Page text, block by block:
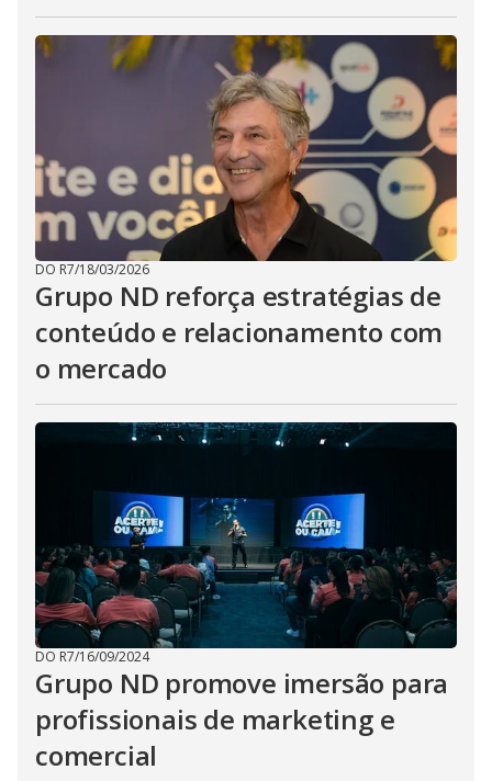
DO R7/18/03/2026
Grupo ND reforça estratégias de
conteúdo e relacionamento com
o mercado
DO R7/16/09/2024
Grupo ND promove imersão para
profissionais de marketing e
comercial